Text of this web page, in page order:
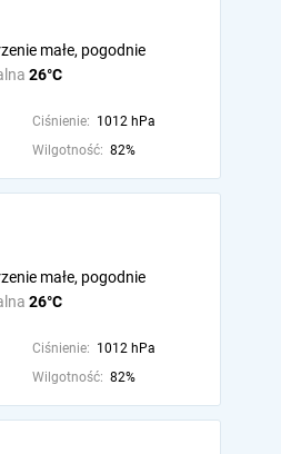
26°C
małe, pogodnie
Ciśnienie: 1012 hPa
Wilgotność: 82%
26°C
małe, pogodnie
Ciśnienie: 1012 hPa
Wilgotność: 82%